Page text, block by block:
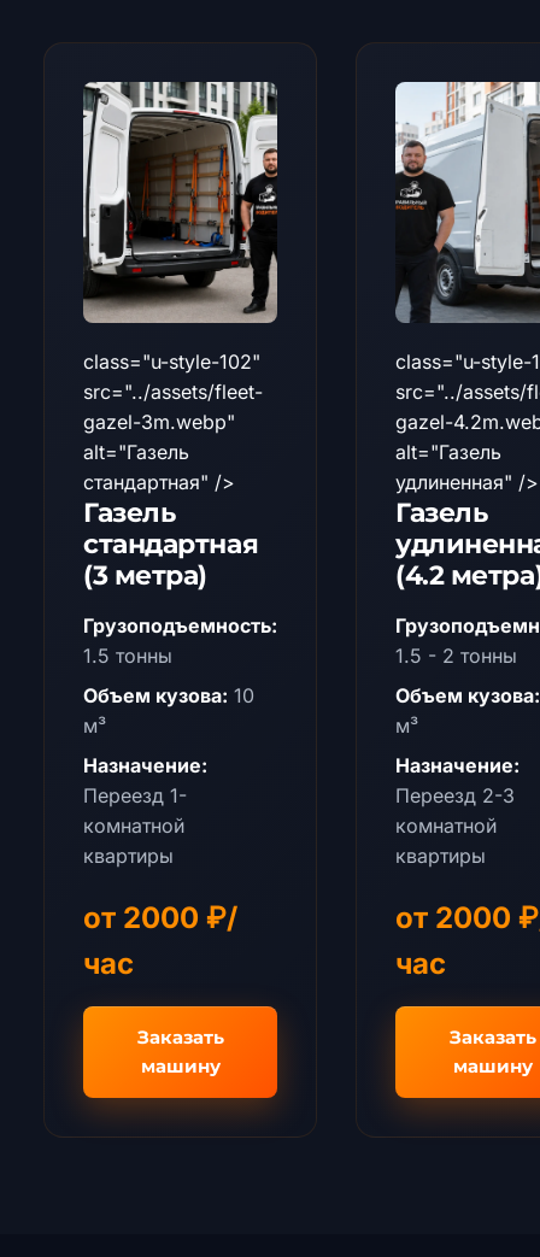
class="u-style-102"
src="../assets/fleet-
gazel-3m.webp"
alt="Газель
стандартная" />
Газель
стандартная
(3 метра)
Грузоподъемность:
1.5 тонны
Объем кузова: 10
м³
Назначение:
Переезд 1-
комнатной
квартиры
от 2000 ₽/
час
Заказать
машину
class="u-style-
src="../assets/
gazel-
alt="Газель
удлиненная" />
Газель
(4.2
1.5 - 2 тонны
Объем кузова:
м³
Назначение:
Переезд 2-3
комнатной
квартиры
от 2000
час
Заказать
машину
Подождите, не уходите!